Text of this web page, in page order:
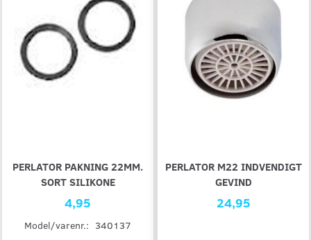
PERLATOR PAKNING 22MM.
SORT SILIKONE
4,95
Model/varenr.: 340137
PERLATOR M22 INDVENDIGT
GEVIND
24,95